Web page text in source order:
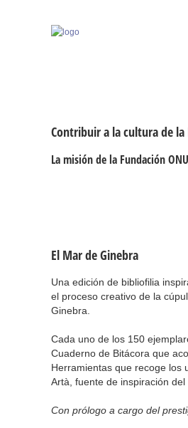
Contribuir a la cultura de la
La misión de la Fundación
El Mar de Ginebra
Una edición de bibliofilia
el proceso creativo de la
Ginebra.
Cada uno de los 150
Cuaderno de Bitácora que
Herramientas que recoge los
Artà, fuente de inspiración del
Con prólogo a cargo del